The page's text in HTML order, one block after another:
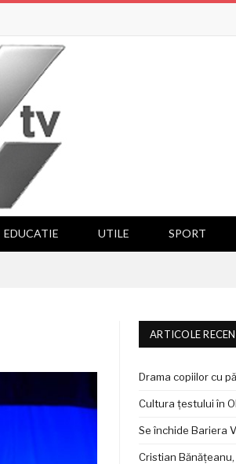
EDUCATIE UTILE SPORT
ARTICOLE
Drama copiilor cu
Cultura țestului în
Se închide Bariera
Cristian